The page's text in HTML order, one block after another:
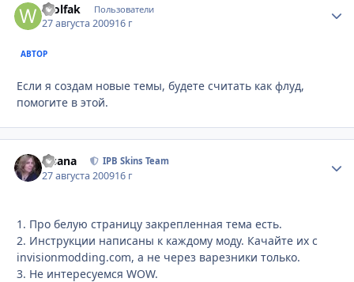
Wolfak Пользователи
27 августа 200916 г
АВТОР
Если я создам новые темы, будете считать как флуд,
помогите в этой.
Fisana IPB Skins Team
27 августа 200916 г
1. Про белую страницу закрепленная тема есть.
2. Инструкции написаны к каждому моду. Качайте их с
invisionmodding.com, а не через варезники только.
3. Не интересуемся WOW.